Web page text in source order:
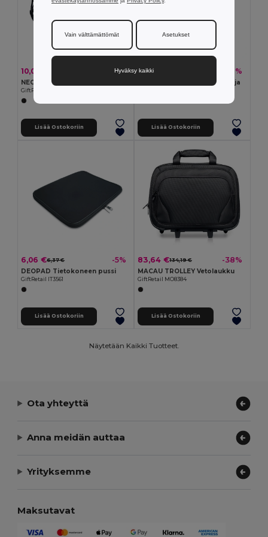
10,09 € -36%
NEOLAP Tietokonepussi
GiftRetail MO8331
Lisää Ostokoriin
5,67 € -40%
DEOPAD 15 Tietokoneen suoja
Lisää Ostokoriin
6,06 €6,37 € -5%
DEOPAD Tietokoneen pussi
GiftRetail IT3561
Lisää Ostokoriin
83,64 €134,19 € -38%
MACAU TROLLEY Vetolaukku
GiftRetail MO8384
Lisää Ostokoriin
Näytetään Kaikki Tuotteet.
Ota yhteyttä
Anna meidän auttaa
Yrityksemme
Maksutavat
Vain välttämättömät Asetukset
Hyväksy kaikki